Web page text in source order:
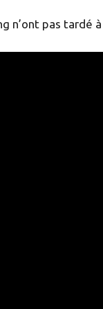
n’ont pas tardé